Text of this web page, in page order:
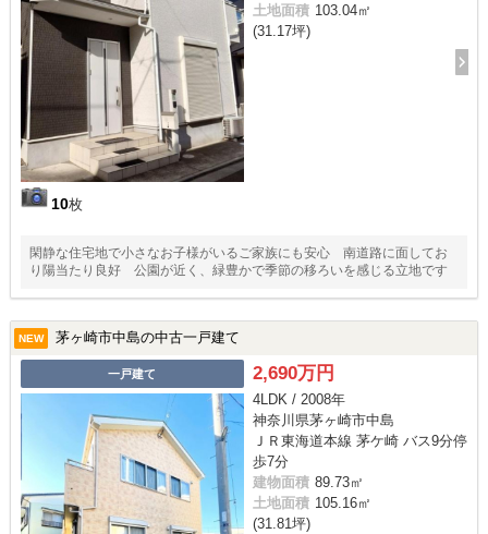
10枚
土地面積 103.04㎡
(31.17坪)
閑静な住宅地で小さなお子様がいるご家族にも安心 南道路に面してお
り陽当たり良好 公園が近く、緑豊かで季節の移ろいを感じる立地です
NEW 茅ヶ崎市中島の中古一戸建て
一戸建て 2,690万円
4LDK / 2008年
神奈川県茅ヶ崎市中島
ＪＲ東海道本線 茅ケ崎 バス9分停
歩7分
建物面積 89.73㎡
土地面積 105.16㎡
(31.81坪)